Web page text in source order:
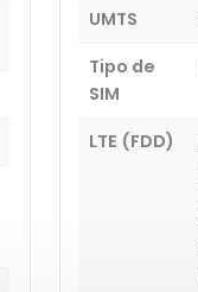
UMTS
Tipo de
SIM
LTE (FDD)